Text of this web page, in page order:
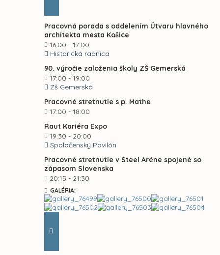
Pracovná porada s oddelením Útvaru hlavného
architekta mesta Košice
16:00 - 17:00
Historická radnica
90. výročie založenia školy ZŠ Gemerská
17:00 - 19:00
Zš Gemerská
Pracovné stretnutie s p. Mathe
17:00 - 18:00
Raut Kariéra Expo
19:30 - 20:00
Spoločenský Pavilón
Pracovné stretnutie v Steel Aréne spojené so
zápasom Slovenska
20:15 - 21:30
GALÉRIA: